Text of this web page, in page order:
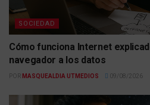
SOCIEDAD
Cómo funciona Internet
navegador a los datos
POR MASQUEALDIA UTMEDIOS 09/08/2026